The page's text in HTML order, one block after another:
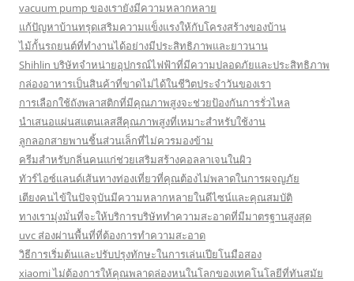
vacuum pump ของเรายังมีความหลากหลาย
แก้ปัญหาบ้านทรุดเสริมความแข็งแรงให้กับโครงสร้างของบ้าน
ไม้กั้นรถยนต์ที่ทำงานได้อย่างมีประสิทธิภาพและยาวนาน
Shihlin บริษัทจำหน่ายอุปกรณ์ไฟฟ้าที่มีความปลอดภัยและประสิทธิภาพ
กล่องอาหารเป็นสินค้าที่ขาดไม่ได้ในชีวิตประจำวันของเรา
การเลือกใช้ถังพลาสติกที่มีคุณภาพสูงจะช่วยป้องกันการรั่วไหล
นำเสนอแผ่นสแตนเลสสีคุณภาพสูงที่เหมาะสำหรับใช้งาน
ลูกลอกสายพานชิ้นส่วนเล็กที่ไม่ควรมองข้าม
ครีมสำหรับกลิ่นคนแก่ช่วยเสริมสร้างคอลลาเจนในผิว
ทัวร์ไอซ์แลนด์เส้นทางท่องเที่ยวที่คุณต้องไม่พลาดในการผจญภัย
เตียงคนไข้ในปัจจุบันมีความหลากหลายในดีไซน์และคุณสมบัติ
ทางเรามุ่งมั่นที่จะให้บริการบริษัททำความสะอาดที่มีมาตรฐานสูงสุด
uvc ส่องผ่านพื้นที่ที่ต้องการทำความสะอาด
วิธีการเริ่มต้นและปรับปรุงทักษะในการเล่นเปียโนมือสอง
xiaomi ไม่ต้องการให้คุณพลาดล่องหนในโลกของเทคโนโลยีที่ทันสมัย